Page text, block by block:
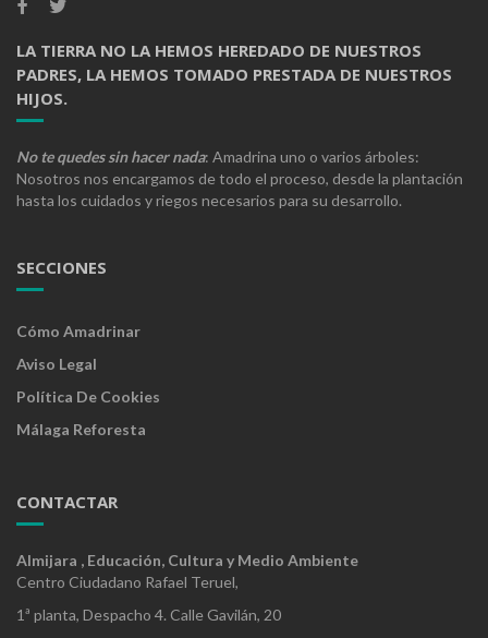
LA TIERRA NO LA HEMOS HEREDADO DE NUESTROS
PADRES, LA HEMOS TOMADO PRESTADA DE NUESTROS
HIJOS.
No te quedes sin hacer nada: Amadrina uno o varios árboles:
Nosotros nos encargamos de todo el proceso, desde la plantación
hasta los cuidados y riegos necesarios para su desarrollo.
SECCIONES
Cómo Amadrinar
Aviso Legal
Política De Cookies
Málaga Reforesta
CONTACTAR
Almijara , Educación, Cultura y Medio Ambiente
Centro Ciudadano Rafael Teruel,
1ª planta, Despacho 4. Calle Gavilán, 20